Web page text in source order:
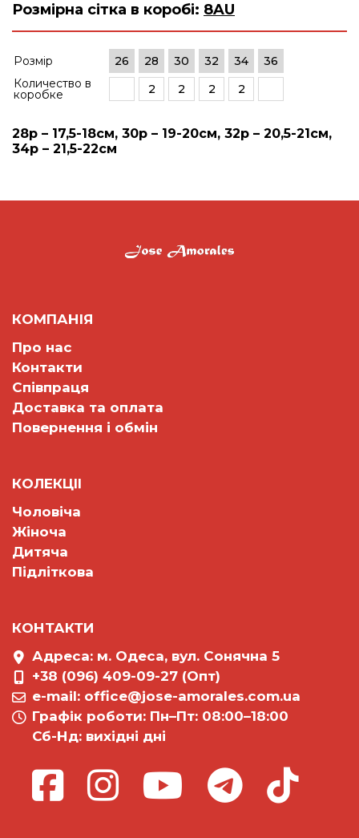
Розмірна сітка в коробі: 8AU
Розмір 26 28 30 32 34
36
Количество в
коробке 2 2 2 2
28р – 17,5-18см, 30р – 19-20см, 32р – 20,5-21см,
34р – 21,5-22см
КОМПАНІЯ
Про нас
Контакти
Співпраця
Доставка та оплата
Повернення і обмін
КОЛЕКЦII
Чоловіча
Жіноча
Дитяча
Підліткова
КОНТАКТИ
Адреса: м. Одеса, вул. Сонячна 5
+38 (096) 409-09-27 (Опт)
e-mail: office@jose-amorales.com.ua
Графiк роботи: Пн–Пт: 08:00–18:00
Сб-Нд: вихідні дні